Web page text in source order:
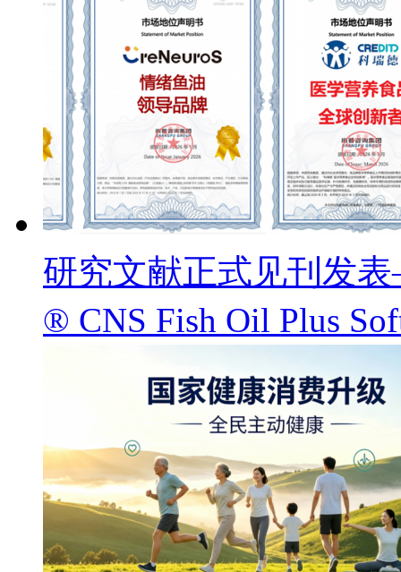
研究文献正式见刊发
® CNS Fish Oil Plus